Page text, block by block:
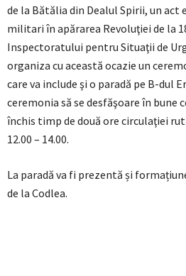
de la Bătălia din Dealul Spirii, un
militari în apărarea Revoluţiei de la
Inspectoratului pentru Situaţii de
organiza cu această ocazie un
care va include şi o paradă pe B-dul
ceremonia să se desfăşoare în bune
închis timp de două ore circulaţiei
12.00 – 14.00.
La paradă va fi prezentă și
de la Codlea.